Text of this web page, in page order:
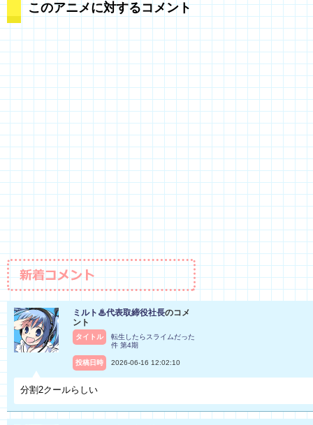
このアニメに対するコメント
ミルト♨代表取締役社長のコメ
ント
タイトル
転生したらスライムだった
件 第4期
投稿日時 2026-06-16 12:02:10
分割2クールらしい